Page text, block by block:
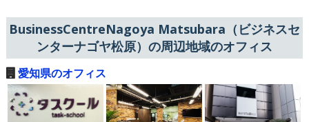
BusinessCentreNagoya Matsubara（ビジネスセ
ンターナゴヤ松原）の周辺地域のオフィス
愛知県のオフィス